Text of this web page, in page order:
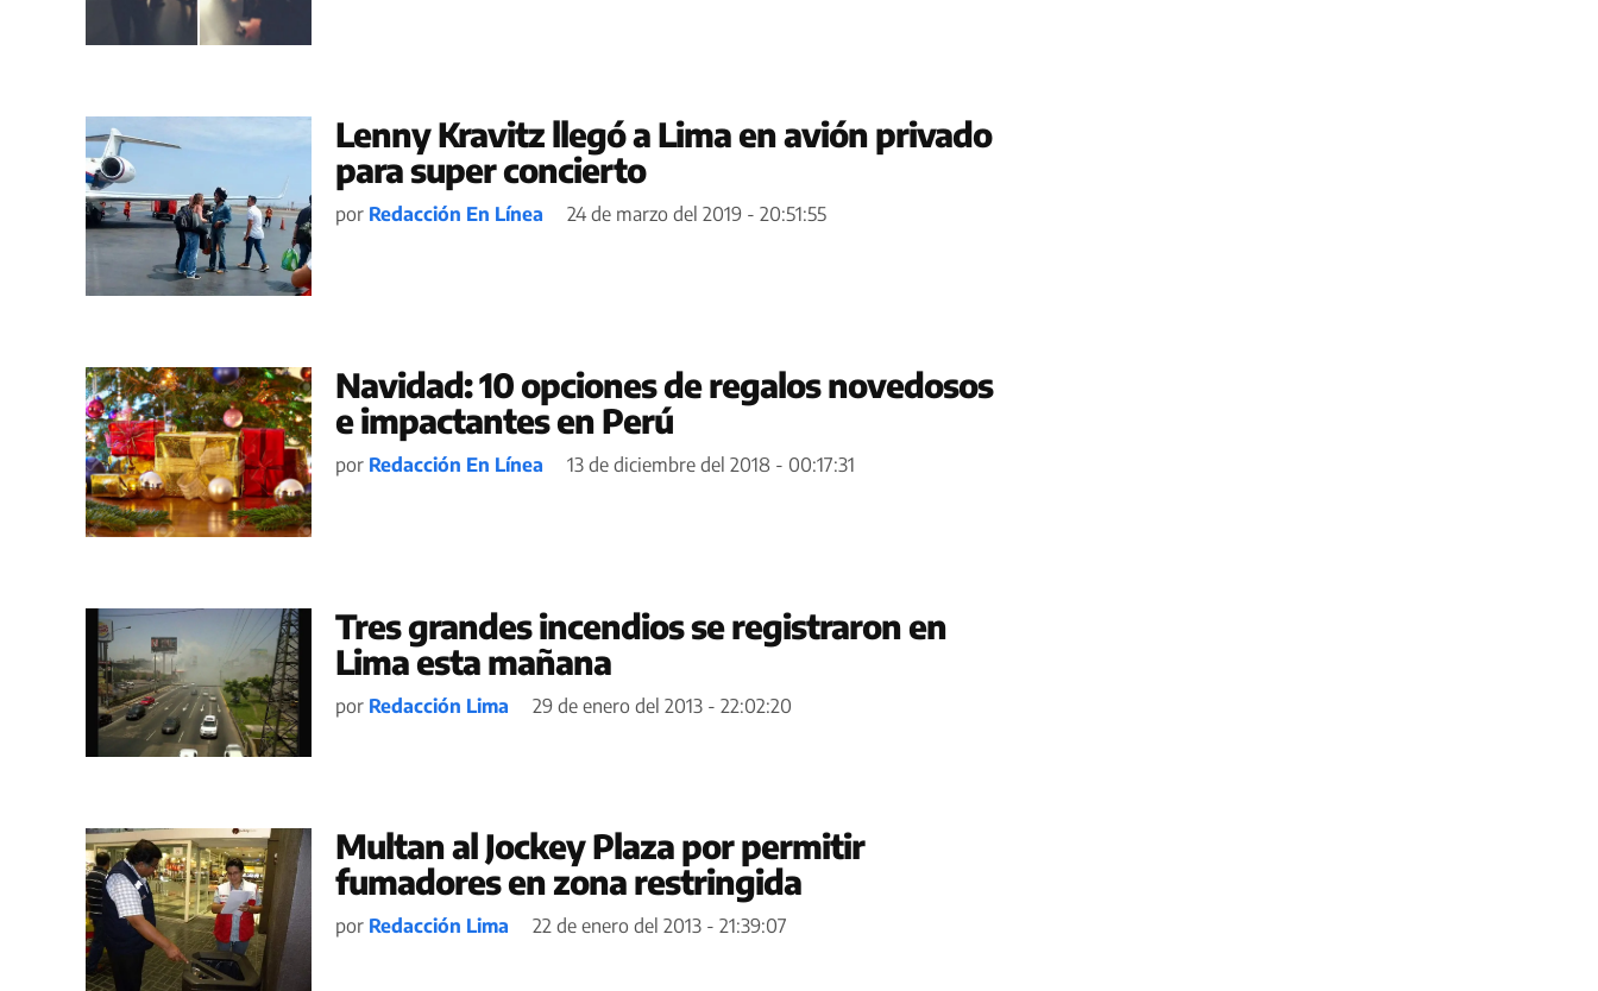
Lenny Kravitz llegó a Lima en avión privado
para super concierto
por Redacción En Línea 24 de marzo del 2019 - 20:51:55
Navidad: 10 opciones de regalos novedosos
e impactantes en Perú
por Redacción En Línea 13 de diciembre del 2018 - 00:17:31
Tres grandes incendios se registraron en
Lima esta mañana
por Redacción Lima 29 de enero del 2013 - 22:02:20
Multan al Jockey Plaza por permitir
fumadores en zona restringida
por Redacción Lima 22 de enero del 2013 - 21:39:07